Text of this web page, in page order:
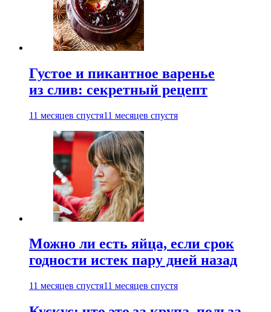
Густое и пикантное варенье
из слив: секретный рецепт
11 месяцев спустя11 месяцев спустя
Можно ли есть яйца, если срок
годности истек пару дней назад
11 месяцев спустя11 месяцев спустя